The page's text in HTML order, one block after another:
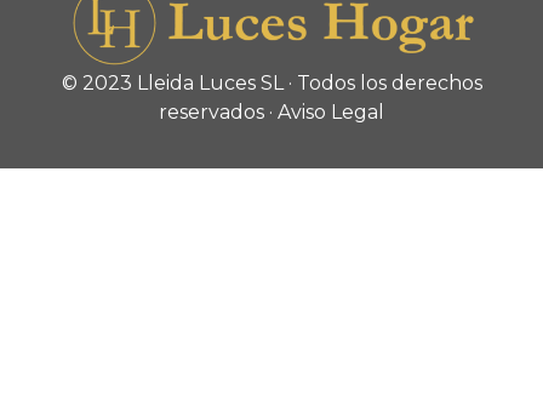
© 2023 Lleida Luces SL · Todos los derechos
reservados · Aviso Legal